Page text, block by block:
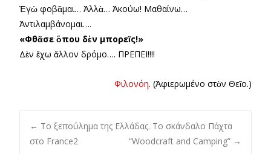
Ἐγὼ φοβᾶμαι… Ἀλλὰ… Ἀκούω! Μαθαίνω…
Ἀντιλαμβάνομαι….
«Φθᾶσε ὅπου δὲν μπορεῖς!»
Δὲν ἔχω ἄλλον δρόμο…. ΠΡΕΠΕΙ!!!!
Φιλονόη. (Ἀφιερωμένο στὸν Θεῖο.)
Post
← Το ξεπούλημα της Ελλάδας. Το σκάνδαλο Πάχτα
στο France2
“Woodcraft and Camping” →